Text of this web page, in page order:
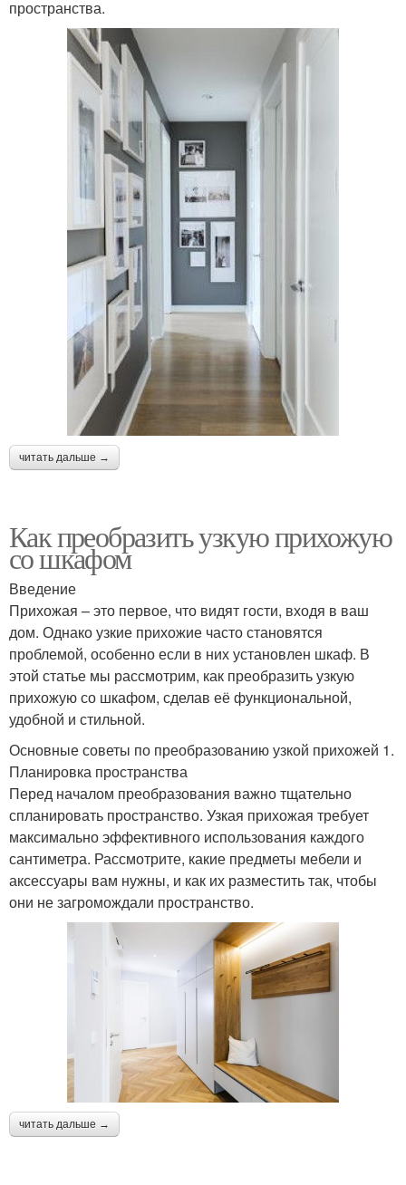
пространства.
читать дальше →
Как преобразить узкую прихожую
со шкафом
Введение
Прихожая – это первое, что видят гости, входя в ваш
дом. Однако узкие прихожие часто становятся
проблемой, особенно если в них установлен шкаф. В
этой статье мы рассмотрим, как преобразить узкую
прихожую со шкафом, сделав её функциональной,
удобной и стильной.
Основные советы по преобразованию узкой прихожей 1.
Планировка пространства
Перед началом преобразования важно тщательно
спланировать пространство. Узкая прихожая требует
максимально эффективного использования каждого
сантиметра. Рассмотрите, какие предметы мебели и
аксессуары вам нужны, и как их разместить так, чтобы
они не загромождали пространство.
читать дальше →